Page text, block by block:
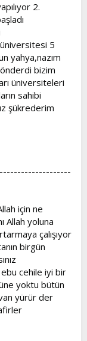
2.
üniversitesi 5
yahya,nazım
bizim
üniversiteleri
sahibi
şükrederim
için ne
Allah yoluna
çalışıyor
birgün
ebu cehile iyi bir
yoktu bütün
yürür der